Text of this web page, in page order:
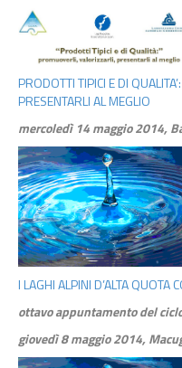
PRODOTTI TIPICI E DI
PRESENTARLI AL MEGLIO
mercoledì 14 maggio 2014,
I LAGHI ALPINI D’ALTA QUOTA
ottavo appuntamento del ciclo
giovedì 8 maggio 2014,